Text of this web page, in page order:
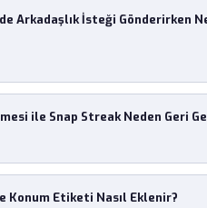
Arkadaşlık İsteği Gönderirken
ile Snap Streak Neden Geri
Konum Etiketi Nasıl Eklenir?